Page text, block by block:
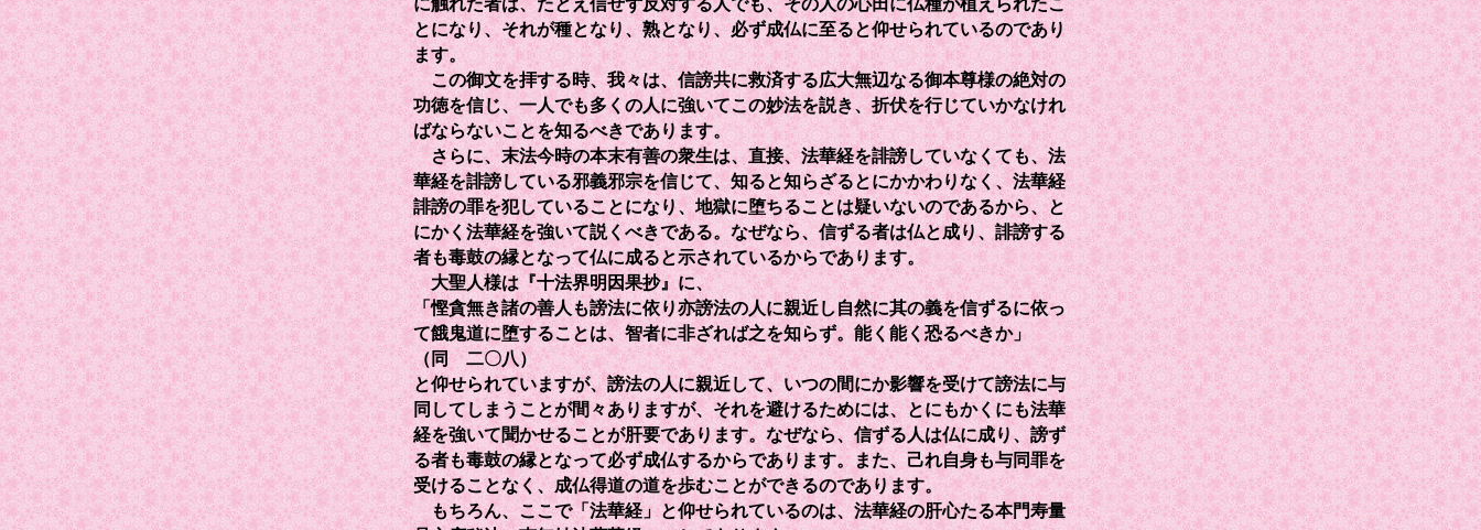
に触れた者は、たとえ信ぜず反対する人でも、その人の心田に仏種が植えられたこ
とになり、それが種となり、熟となり、必ず成仏に至ると仰せられているのであり
ます。
この御文を拝する時、我々は、信謗共に救済する広大無辺なる御本尊様の絶対の
功徳を信じ、一人でも多くの人に強いてこの妙法を説き、折伏を行じていかなけれ
ばならないことを知るべきであります。
さらに、末法今時の本末有善の衆生は、直接、法華経を誹謗していなくても、法
華経を誹謗している邪義邪宗を信じて、知ると知らざるとにかかわりなく、法華経
誹謗の罪を犯していることになり、地獄に堕ちることは疑いないのであるから、と
にかく法華経を強いて説くべきである。なぜなら、信ずる者は仏と成り、誹謗する
者も毒鼓の縁となって仏に成ると示されているからであります。
大聖人様は『十法界明因果抄』に、
「慳貪無き諸の善人も謗法に依り亦謗法の人に親近し自然に其の義を信ずるに依っ
て餓鬼道に堕することは、智者に非ざれば之を知らず。能く能く恐るべきか」
（同 二〇八）
と仰せられていますが、謗法の人に親近して、いつの間にか影響を受けて謗法に与
同してしまうことが間々ありますが、それを避けるためには、とにもかくにも法華
経を強いて聞かせることが肝要であります。なぜなら、信ずる人は仏に成り、謗ず
る者も毒鼓の縁となって必ず成仏するからであります。また、己れ自身も与同罪を
受けることなく、成仏得道の道を歩むことができるのであります。
もちろん、ここで「法華経」と仰せられているのは、法華経の肝心たる本門寿量